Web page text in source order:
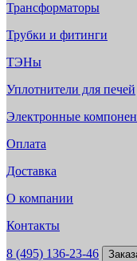
Трансформаторы
Трубки и фитинги
ТЭНы
Уплотнители для печей
Электронные
Оплата
Доставка
О компании
Контакты
8 (495) 136-23-46